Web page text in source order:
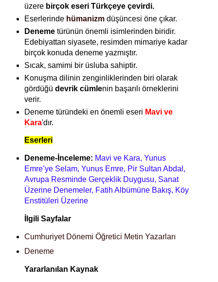
üzere birçok eseri Türkçeye çevirdi.
Eserlerinde hümanizmdüşüncesi öne çıkar.
Denemetürünün önemli isimlerinden biridir.
Edebiyattan siyasete, resimden mimariye kadar
birçok konuda deneme yazmıştır.
Sıcak, samimi bir üsluba sahiptir.
Konuşma dilinin zenginliklerinden biri olarak
gördüğü devrik cümlenin başarılı örneklerini
verir.
Deneme türündeki en önemli eseri Mavi ve
Kara'dır.
Eserleri
Deneme-İnceleme: Mavi ve Kara, Yunus
Emre’ye Selam, Yunus Emre, Pir Sultan Abdal,
Avrupa Resminde Gerçeklik Duygusu, Sanat
Üzerine Denemeler, Fatih Albümüne Bakış, Köy
Enstitüleri Üzerine
İlgili Sayfalar
Cumhuriyet Dönemi Öğretici Metin Yazarları
Deneme
Yararlanılan Kaynak